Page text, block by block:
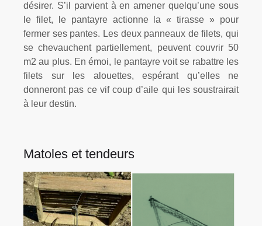
désirer. S’il parvient à en amener quelqu’une sous
le filet, le pantayre actionne la « tirasse » pour
fermer ses pantes. Les deux panneaux de filets, qui
se chevauchent partiellement, peuvent couvrir 50
m2 au plus. En émoi, le pantayre voit se rabattre les
filets sur les alouettes, espérant qu’elles ne
donneront pas ce vif coup d’aile qui les soustrairait
à leur destin.
Matoles et tendeurs